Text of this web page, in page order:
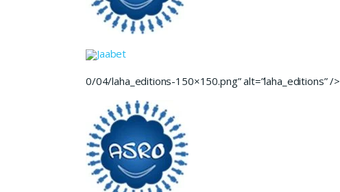
Jaabet
0/04/laha_editions-150×150.png” alt=”laha_editions” />